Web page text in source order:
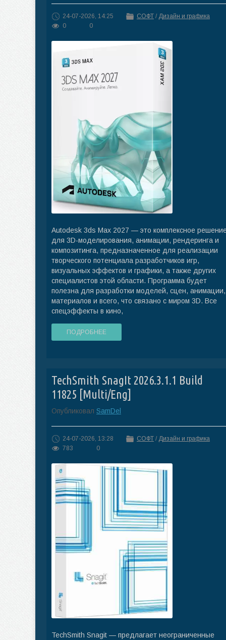
24-07-2026, 14:25 СОФТ / Дизайн и графика
0
0
Autodesk 3ds Max 2027 — это комплексное
для 3D-моделирования, анимации, рендеринга и
композитинга, предназначенное для реализации
творческого потенциала разработчиков игр,
визуальных эффектов и графики, а также других
специалистов этой области. Программа будет
полезна для разработки моделей, сцен, анимации,
материалов и всего, что связано с миром 3D. Все
спецэффекты в кино,
ПОДРОБНЕЕ
TechSmith SnagIt 2026.3.1.1 Build
11825 [Multi/Eng]
Опубликовал SamDel
24-07-2026, 13:28 СОФТ / Дизайн и графика
783
0
TechSmith Snagit — предлагает неограниченные